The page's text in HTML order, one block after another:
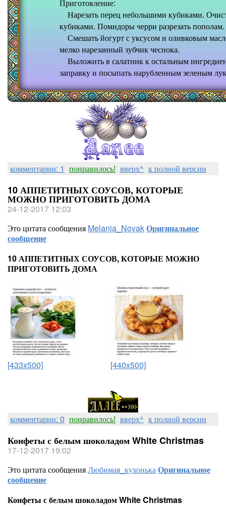
Приготовление:
Нарезать перец небольшими кубиками.
кубиками. Помидоры черри разрезать
Смешать йогурт с уксусом и оливковым
мелко нарезанный зубчик чеснока.
Выложить в салатник к остальным
заправку и посыпать нарубленным зеленым
комментарии: 1 понравилось! вверх^ к полной версии
10 АППЕТИТНЫХ СОУСОВ, КОТОРЫЕ
МОЖНО ПРИГОТОВИТЬ ДОМА
24-12-2017 12:03
Это цитата сообщения Melanja_NovakОригинальное
сообщение
10 АППЕТИТНЫХ СОУСОВ, КОТОРЫЕ МОЖНО
ПРИГОТОВИТЬ ДОМА
[433x500] [440x500]
комментарии: 0 понравилось! вверх^ к полной версии
Конфеты с белым шоколадом White Christmas
17-12-2017 19:02
Это цитата сообщенияЛюбимая_кухонькаОригинальное
сообщение
Конфеты с белым шоколадом White Christmas